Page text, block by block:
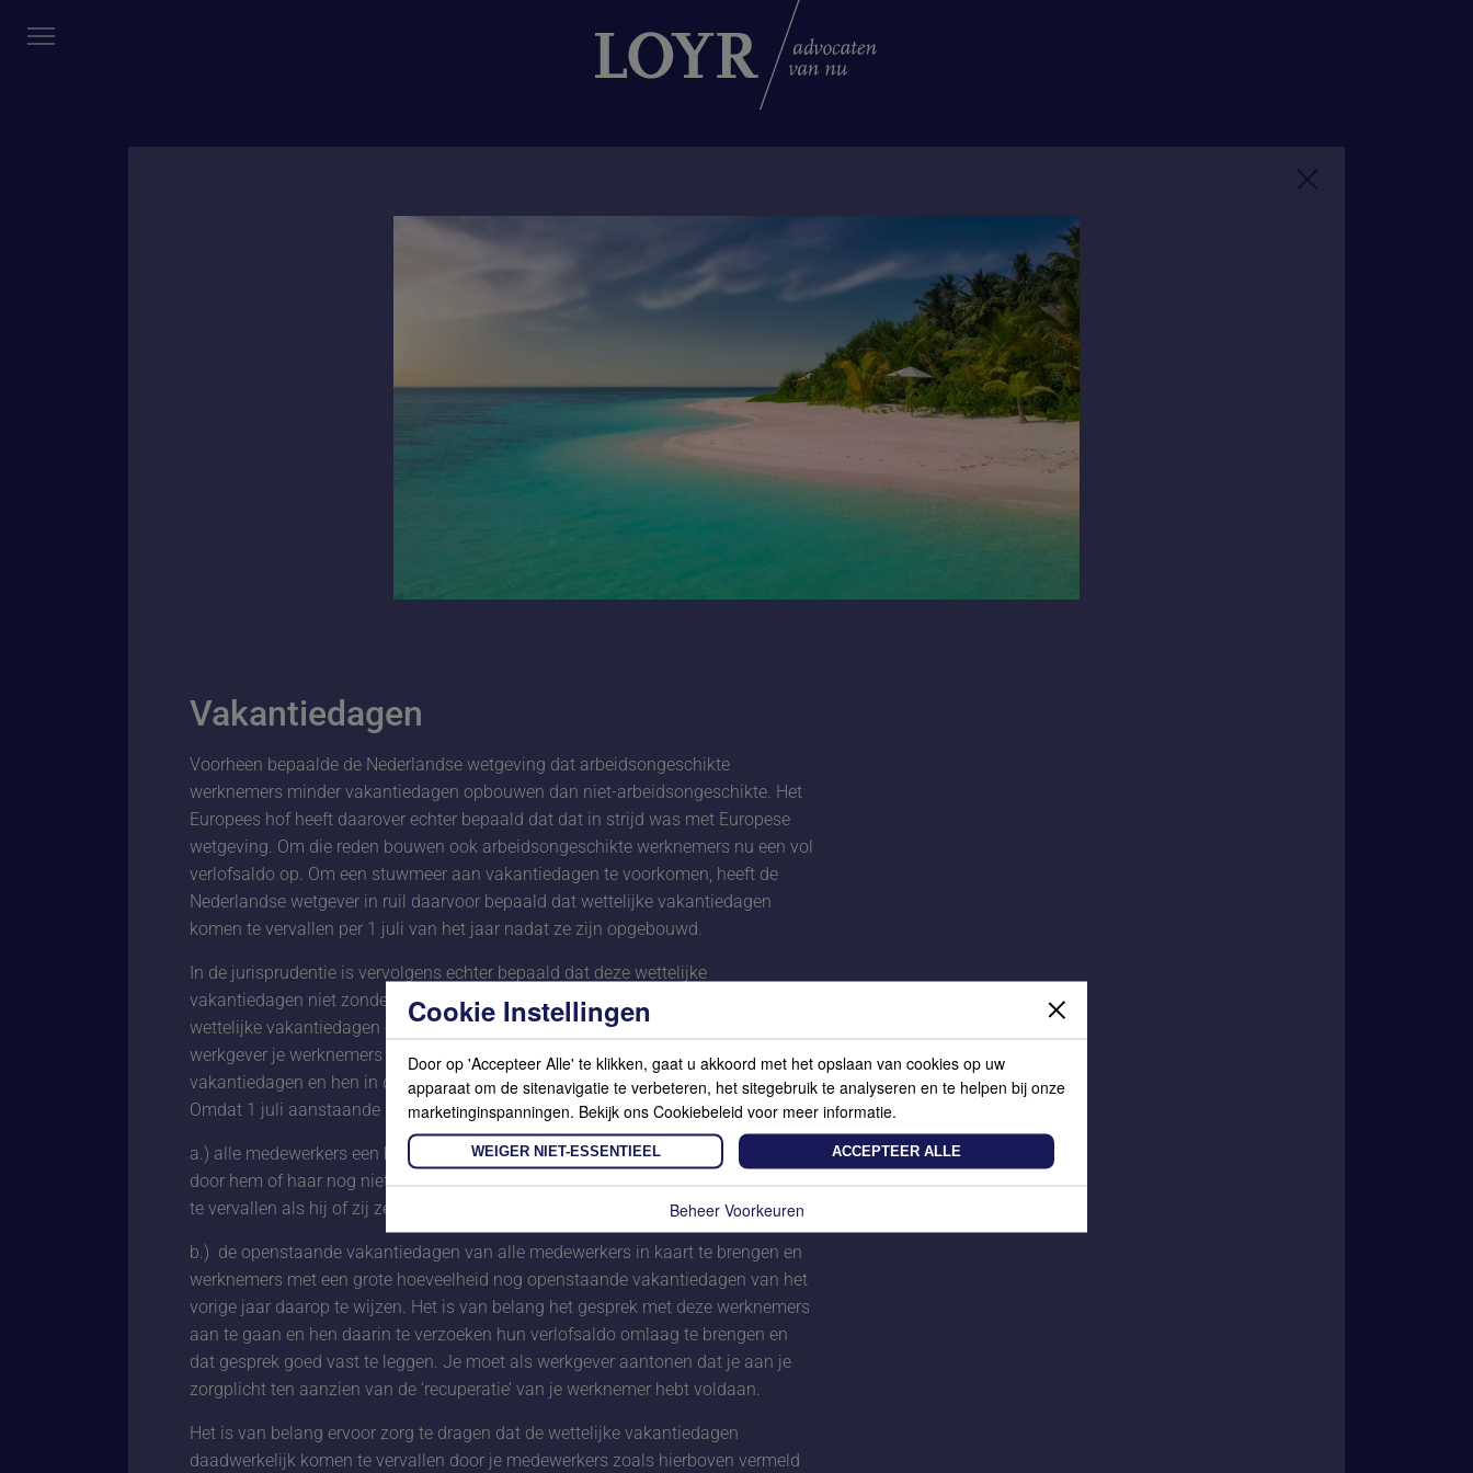
Vakantiedagen
Voorheen bepaalde de Nederlandse wetgeving dat arbeidsongeschikte
werknemers minder vakantiedagen opbouwen dan niet-arbeidsongeschikte. Het
Europees hof heeft daarover echter bepaald dat dat in strijd was met Europese
wetgeving. Om die reden bouwen ook arbeidsongeschikte werknemers nu een vol
verlofsaldo op. Om een stuwmeer aan vakantiedagen te voorkomen, heeft de
Nederlandse wetgever in ruil daarvoor bepaald dat wettelijke vakantiedagen
komen te vervallen per 1 juli van het jaar nadat ze zijn opgebouwd.
In de jurisprudentie is vervolgens echter bepaald dat deze wettelijke
vakantiedagen niet zonder meer komen te vervallen. Voor het verval van
wettelijke vakantiedagen op 1 juli aanstaande, is het van groot belang dat je als
werkgever je werknemers tijdig wijst op het aankomende verval van hun
vakantiedagen en hen in de gelegenheid stelt deze dagen ook echt op te nemen.
Omdat 1 juli aanstaande inmiddels al in zicht komt, is dit het moment om:
a.) alle medewerkers een korte mail te versturen met daarin de mededeling dat de
door hem of haar nog niet-genoten wettelijke vakantiedagen per 1 juli a.s. komen
te vervallen als hij of zij ze niet tijdig opneemt; en
b.) de openstaande vakantiedagen van alle medewerkers in kaart te brengen en
werknemers met een grote hoeveelheid nog openstaande vakantiedagen van het
vorige jaar daarop te wijzen. Het is van belang het gesprek met deze werknemers
aan te gaan en hen daarin te verzoeken hun verlofsaldo omlaag te brengen en
dat gesprek goed vast te leggen. Je moet als werkgever aantonen dat je aan je
zorgplicht ten aanzien van de ‘recuperatie’ van je werknemer hebt voldaan.
Het is van belang ervoor zorg te dragen dat de wettelijke vakantiedagen
daadwerkelijk komen te vervallen door je medewerkers zoals hierboven vermeld
Cookie Instellingen
Door op 'Accepteer Alle' te klikken, gaat u akkoord met het opslaan van cookies op uw
apparaat om de sitenavigatie te verbeteren, het sitegebruik te analyseren en te helpen bij onze
marketinginspanningen. Bekijk ons Cookiebeleid voor meer informatie.
WEIGER NIET-ESSENTIEEL ACCEPTEER ALLE
Beheer Voorkeuren